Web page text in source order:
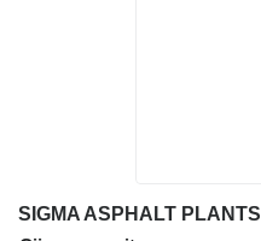
SIGMA ASPHALT